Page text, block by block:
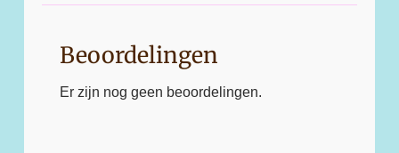
Beoordelingen
Er zijn nog geen beoordelingen.